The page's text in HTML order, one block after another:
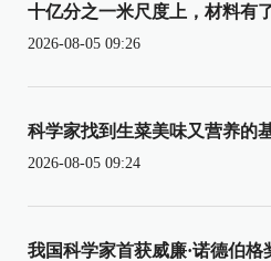
十亿分之一米尺度上，材料有
2026-08-05 09:26
科学家找到生菜美味又营养的
2026-08-05 09:24
我国科学家首获威廉·诺德伯格